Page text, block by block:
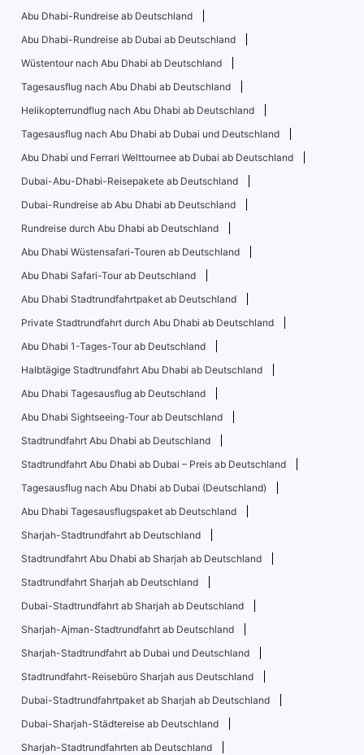
Abu Dhabi-Rundreise ab Deutschland
Abu Dhabi-Rundreise ab Dubai ab Deutschland
Wüstentour nach Abu Dhabi ab Deutschland
Tagesausflug nach Abu Dhabi ab Deutschland
Helikopterrundflug nach Abu Dhabi ab Deutschland
Tagesausflug nach Abu Dhabi ab Dubai und Deutschland
Abu Dhabi und Ferrari Welttournee ab Dubai ab Deutschland
Dubai-Abu-Dhabi-Reisepakete ab Deutschland
Dubai-Rundreise ab Abu Dhabi ab Deutschland
Rundreise durch Abu Dhabi ab Deutschland
Abu Dhabi Wüstensafari-Touren ab Deutschland
Abu Dhabi Safari-Tour ab Deutschland
Abu Dhabi Stadtrundfahrtpaket ab Deutschland
Private Stadtrundfahrt durch Abu Dhabi ab Deutschland
Abu Dhabi 1-Tages-Tour ab Deutschland
Halbtägige Stadtrundfahrt Abu Dhabi ab Deutschland
Abu Dhabi Tagesausflug ab Deutschland
Abu Dhabi Sightseeing-Tour ab Deutschland
Stadtrundfahrt Abu Dhabi ab Deutschland
Stadtrundfahrt Abu Dhabi ab Dubai – Preis ab Deutschland
Tagesausflug nach Abu Dhabi ab Dubai (Deutschland)
Abu Dhabi Tagesausflugspaket ab Deutschland
Sharjah-Stadtrundfahrt ab Deutschland
Stadtrundfahrt Abu Dhabi ab Sharjah ab Deutschland
Stadtrundfahrt Sharjah ab Deutschland
Dubai-Stadtrundfahrt ab Sharjah ab Deutschland
Sharjah-Ajman-Stadtrundfahrt ab Deutschland
Sharjah-Stadtrundfahrt ab Dubai und Deutschland
Stadtrundfahrt-Reisebüro Sharjah aus Deutschland
Dubai-Stadtrundfahrtpaket ab Sharjah ab Deutschland
Dubai-Sharjah-Städtereise ab Deutschland
Sharjah-Stadtrundfahrten ab Deutschland